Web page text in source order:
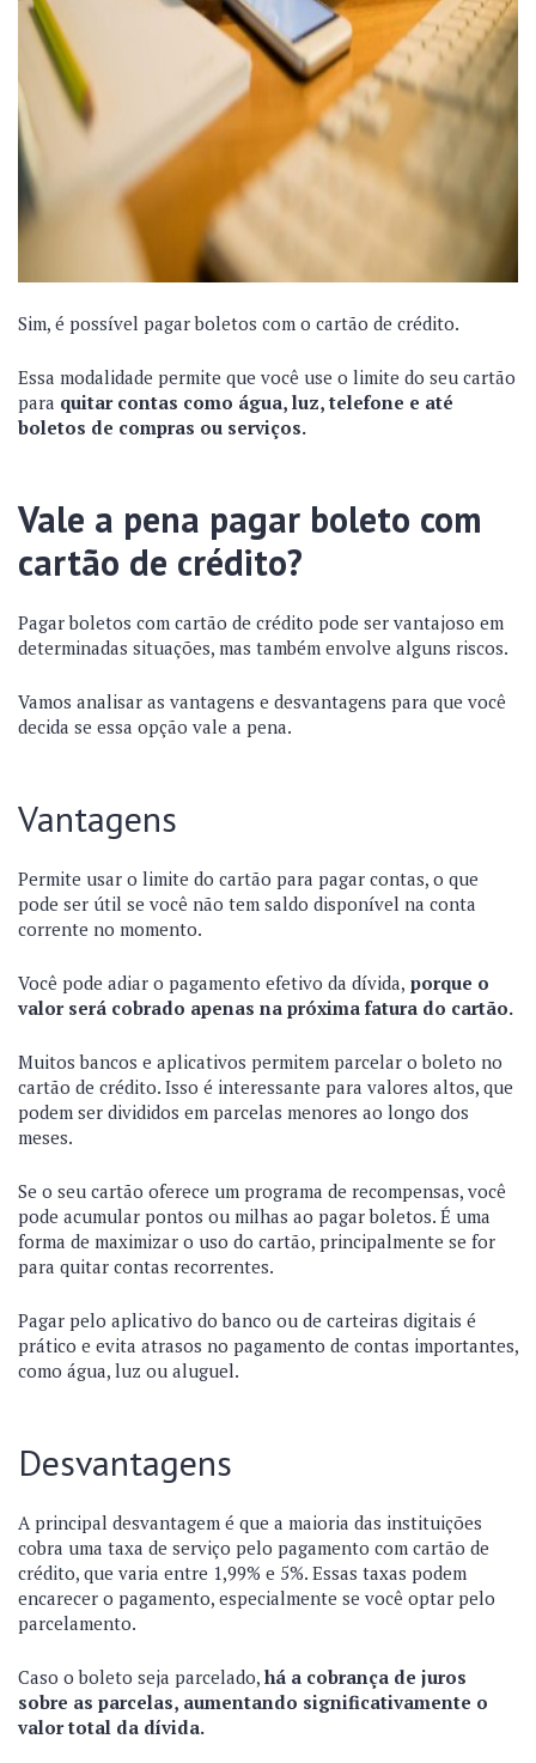
Sim, é possível pagar boletos com o cartão de crédito.
Essa modalidade permite que você use o limite do seu cartão
para quitar contas como água, luz, telefone e até
boletos de compras ou serviços.
Vale a pena pagar boleto com
cartão de crédito?
Pagar boletos com cartão de crédito pode ser vantajoso em
determinadas situações, mas também envolve alguns riscos.
Vamos analisar as vantagens e desvantagens para que você
decida se essa opção vale a pena.
Vantagens
Permite usar o limite do cartão para pagar contas, o que
pode ser útil se você não tem saldo disponível na conta
corrente no momento.
Você pode adiar o pagamento efetivo da dívida, porque o
valor será cobrado apenas na próxima fatura do cartão.
Muitos bancos e aplicativos permitem parcelar o boleto no
cartão de crédito. Isso é interessante para valores altos, que
podem ser divididos em parcelas menores ao longo dos
meses.
Se o seu cartão oferece um programa de recompensas, você
pode acumular pontos ou milhas ao pagar boletos. É uma
forma de maximizar o uso do cartão, principalmente se for
para quitar contas recorrentes.
Pagar pelo aplicativo do banco ou de carteiras digitais é
prático e evita atrasos no pagamento de contas importantes,
como água, luz ou aluguel.
Desvantagens
A principal desvantagem é que a maioria das instituições
cobra uma taxa de serviço pelo pagamento com cartão de
crédito, que varia entre 1,99% e 5%. Essas taxas podem
encarecer o pagamento, especialmente se você optar pelo
parcelamento.
Caso o boleto seja parcelado, há a cobrança de juros
sobre as parcelas, aumentando significativamente o
valor total da dívida.